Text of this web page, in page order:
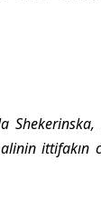
ittifakın